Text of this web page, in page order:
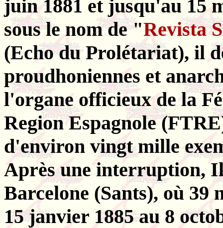
juin 1881 et jusqu'au 15
sous le nom de "Revista
(Echo du Prolétariat), il
proudhoniennes et
l'organe officieux de la
Region Espagnole
d'environ vingt mille
Après une interruption,
Barcelone (Sants), où
15 janvier 1885 au 8